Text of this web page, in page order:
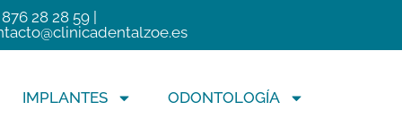
28 28 59 |
IMPLANTES ODONTOLOGÍA